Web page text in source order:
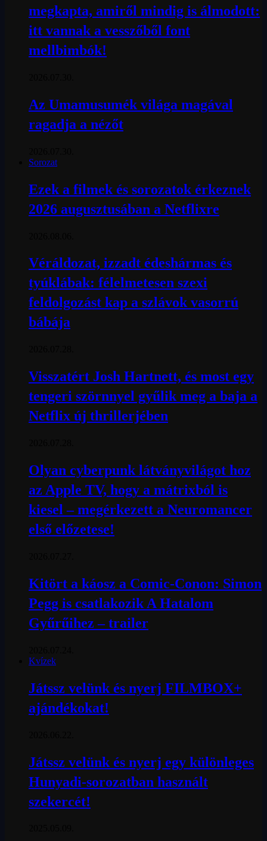
megkapta, amiről mindig is álmodott:
itt vannak a vesszőből font
mellbimbók!
Az Umamusumék világa magával
ragadja a nézőt
Sorozat
Ezek a filmek és sorozatok érkeznek
2026 augusztusában a Netflixre
Véráldozat, izzadt édeshármas és
tyúklábak: félelmetesen szexi
feldolgozást kap a szlávok vasorrú
bábája
Visszatért Josh Hartnett, és most egy
tengeri szörnnyel gyűlik meg a baja a
Netflix új thrillerjében
Olyan cyberpunk látványvilágot hoz
az Apple TV, hogy a mátrixból is
kiesel – megérkezett a Neuromancer
első előzetese!
Kitört a káosz a Comic-Conon: Simon
Pegg is csatlakozik A Hatalom
Gyűrűihez – trailer
Kvízek
Játssz velünk és nyerj FILMBOX+
ajándékokat!
Játssz velünk és nyerj egy különleges
Hunyadi-sorozatban használt
szekercét!